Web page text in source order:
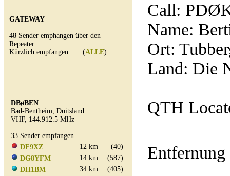
GATEWAY
48 Sender emphangen über den
Repeater
Kürzlich empfangen (ALLE)
DBøBEN
Bad-Bentheim, Duitsland
VHF, 144.912.5 MHz
33 Sender empfangen
DF9XZ
12 km
(40)
DG8YFM
14 km
(587)
DH1BM
34 km
(405)
Call:
Name:
Ort:
Land: Die
QTH
Entfernung